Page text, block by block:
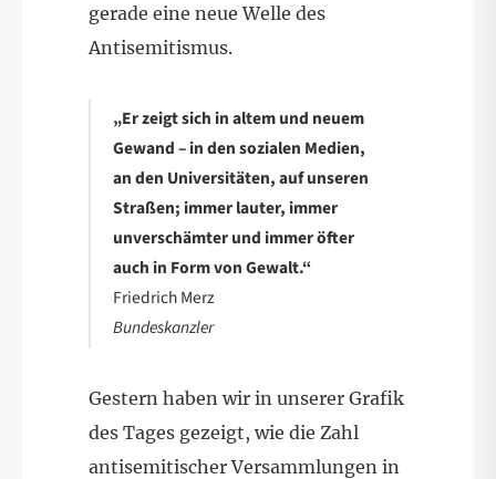
gerade eine neue Welle des
Antisemitismus.
„Er zeigt sich in altem und neuem
Gewand – in den sozialen Medien,
an den Universitäten, auf unseren
Straßen; immer lauter, immer
unverschämter und immer öfter
auch in Form von Gewalt.“
Friedrich Merz
Bundeskanzler
Gestern haben wir in unserer Grafik
des Tages gezeigt, wie die Zahl
antisemitischer Versammlungen in